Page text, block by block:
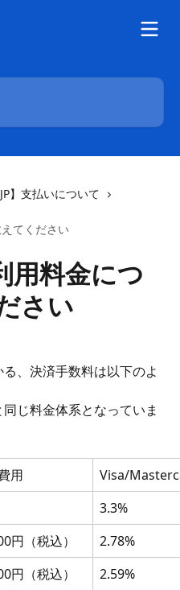
】支払いについて
てください
用料金につ
さい
じ料金体系となっていま
用
Visa/
3.3%
円（税込）
2.78%
円（税込）
2.59%